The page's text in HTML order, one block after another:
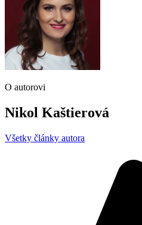
O autorovi
Nikol Kaštierová
Všetky články autora